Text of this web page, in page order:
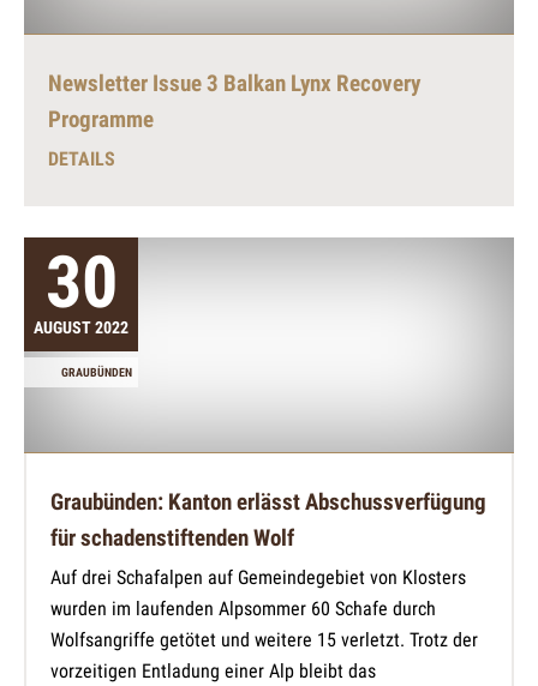
Newsletter Issue 3 Balkan Lynx Recovery
Programme
DETAILS
30
AUGUST 2022
GRAUBÜNDEN
Graubünden: Kanton erlässt Abschussverfügung
für schadenstiftenden Wolf
Auf drei Schafalpen auf Gemeindegebiet von Klosters
wurden im laufenden Alpsommer 60 Schafe durch
Wolfsangriffe getötet und weitere 15 verletzt. Trotz der
vorzeitigen Entladung einer Alp bleibt das